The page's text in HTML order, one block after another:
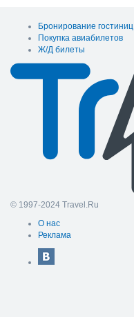
Бронирование гостиниц
Покупка авиабилетов
Ж/Д билеты
© 1997-2024 Travel.Ru
О нас
Реклама